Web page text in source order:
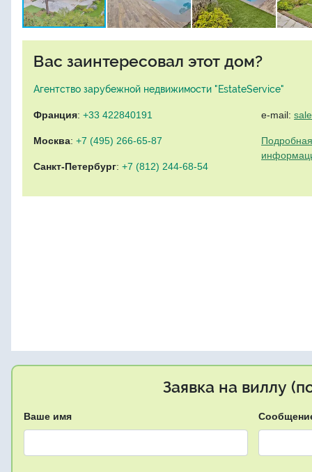
Вас заинтересовал этот дом?
Агентство зарубежной недвижимости "EstateService"
Франция: +33 422840191
Москва: +7 (495) 266-65-87
Санкт-Петербург: +7 (812) 244-68-54
e-mail:
Заявка на виллу
Ваше имя